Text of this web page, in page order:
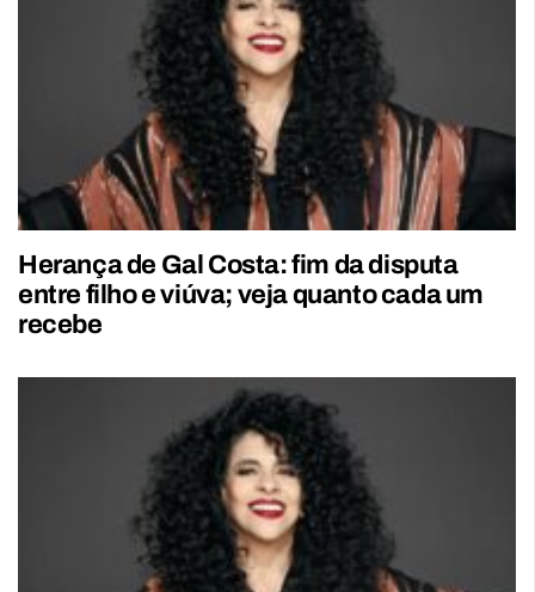
Herança de Gal Costa: fim da disputa
entre filho e viúva; veja quanto cada um
recebe